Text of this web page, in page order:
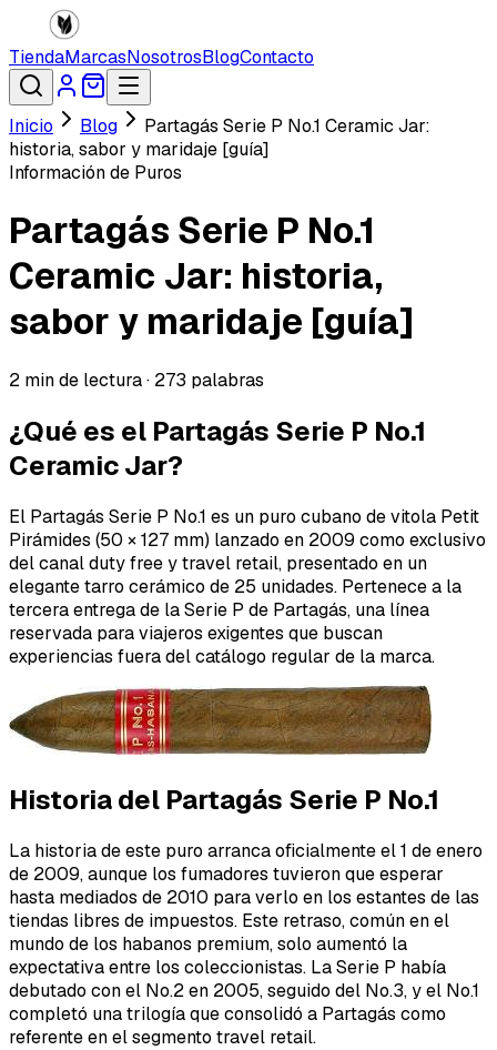
TiendaMarcasNosotrosBlogContacto
Inicio Blog
Partagás Serie P No.1 Ceramic Jar:
historia, sabor y maridaje [guía]
Información de Puros
Partagás Serie P No.1
Ceramic Jar: historia,
sabor y maridaje [guía]
2 min de lectura · 273 palabras
¿Qué es el Partagás Serie P No.1
Ceramic Jar?
El Partagás Serie P No.1 es un puro cubano de vitola Petit
Pirámides (50 × 127 mm) lanzado en 2009 como exclusivo
del canal duty free y travel retail, presentado en un
elegante tarro cerámico de 25 unidades. Pertenece a la
tercera entrega de la Serie P de Partagás, una línea
reservada para viajeros exigentes que buscan
experiencias fuera del catálogo regular de la marca.
Historia del Partagás Serie P No.1
La historia de este puro arranca oficialmente el 1 de enero
de 2009, aunque los fumadores tuvieron que esperar
hasta mediados de 2010 para verlo en los estantes de las
tiendas libres de impuestos. Este retraso, común en el
mundo de los habanos premium, solo aumentó la
expectativa entre los coleccionistas. La Serie P había
debutado con el No.2 en 2005, seguido del No.3, y el No.1
completó una trilogía que consolidó a Partagás como
referente en el segmento travel retail.